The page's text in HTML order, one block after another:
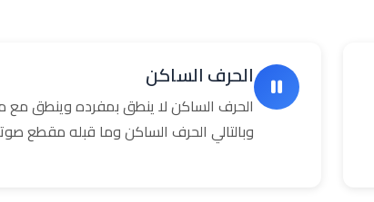
الحرف الساكن
الحرف الساكن لا ينطق بمفرده وينطق مع
وبالتالي الحرف الساكن وما قبله مقطع